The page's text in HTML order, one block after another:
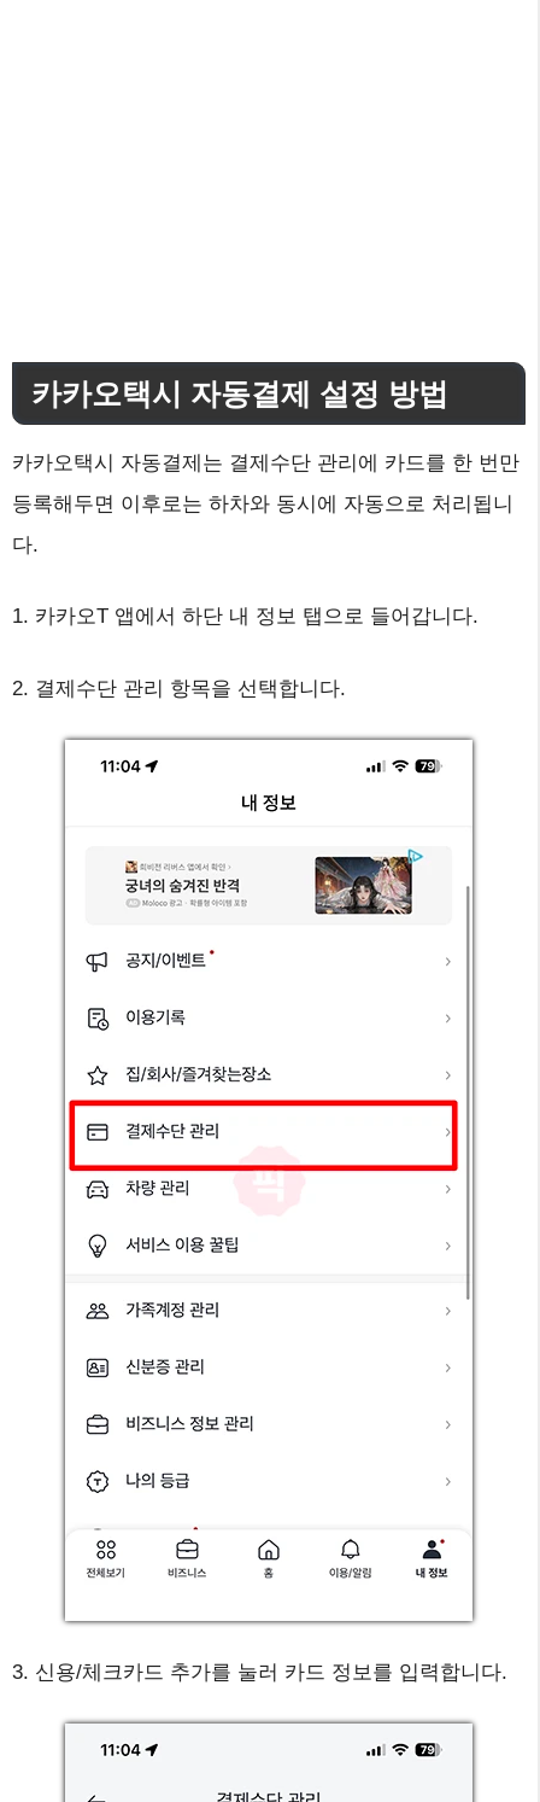
카카오택시 자동결제 설정 방법
카카오택시 자동결제는 결제수단 관리에 카드를 한 번만
등록해두면 이후로는 하차와 동시에 자동으로 처리됩니
다.
1. 카카오T 앱에서 하단 내 정보 탭으로 들어갑니다.
2. 결제수단 관리 항목을 선택합니다.
3. 신용/체크카드 추가를 눌러 카드 정보를 입력합니다.